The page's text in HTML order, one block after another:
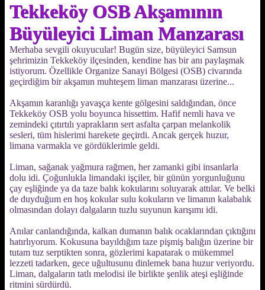
Tekkeköy OSB Akşamının
Büyüleyici Liman Manzarası
Merhaba sevgili okuyucular! Bugün size, büyüleyici Samsun
şehrimizin Tekkeköy ilçesinden, kendine has bir anı paylaşmak
istiyorum. Özellikle Organize Sanayi Bölgesi (OSB) civarında
geçirdiğim bir akşamın muhteşem liman manzarası üzerine...
Akşamın karanlığı yavaşça kente gölgesini saldığından, önce
Tekkeköy OSB yolu boyunca hissettim. Hafif nemli hava ve
zemindeki çıtırtılı yaprakların sert asfalta çarpan melankolik
sesleri, tüm hislerimi harekete geçirdi. Ancak gerçek huzur,
limana varmakla ve gördüklerimle geldi.
Liman, sağanak yağmura rağmen, her zamanki gibi insanlarla
dolu idi. Çoğunlukla limandaki işçiler, bir günün yorgunluğunu
çay eşliğinde ya da taze balık kokularını soluyarak attılar. Ve belki
de duyduğum en hoş kokular sulu kokuların ve limanın kalabalık
olmasından dolayı dalgaların tuzlu suyunun karışımı idi.
Anılar canlandığında, kalkan dumanın balık ocaklarından çıktığını
hatırlıyorum. Kokusuna bayıldığım taze pişmiş balığın üzerine bir
tutam tuz serptikten sonra, gözlerimi kapatarak o mükemmel
lezzeti tadarken, gece uğultusunu dinlemek bana huzur veriyordu.
Liman, dalgaların tatlı melodisi ile birlikte şenlik ateşi eşliğinde
ritmini sürdürdü.